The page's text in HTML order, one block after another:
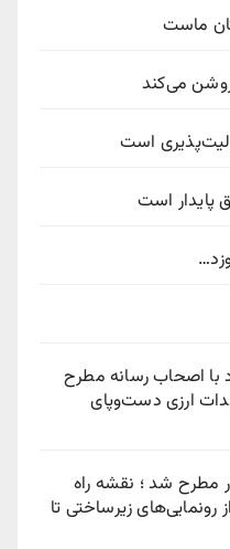
ماست
روشن می‌کند
است
پایدار است
با اصحاب رسانه مطرح
ارزی دست‌وپای
مطرح شد ؛ نقشه راه
رونمایی‌های زیرساختی تا